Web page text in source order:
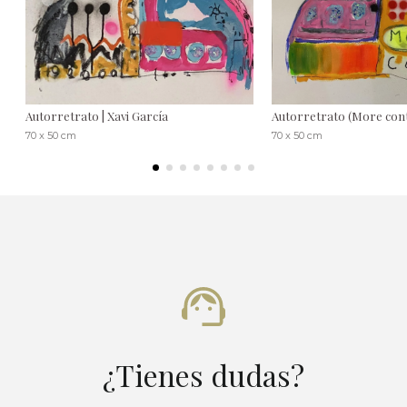
Autorretrato | Xavi García
70 x 50 cm
Autorretrato (More
70 x 50 cm
¿Tienes dudas?